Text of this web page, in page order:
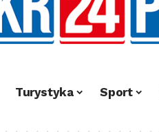
Turystyka Sport